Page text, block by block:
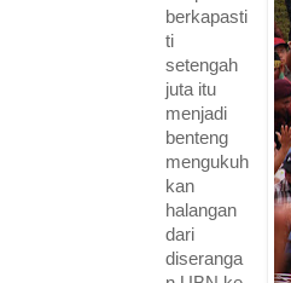
berkapasti
ti
setengah
juta itu
menjadi
benteng
mengukuh
kan
halangan
dari
diseranga